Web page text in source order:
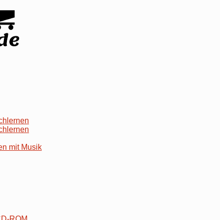
mit Musik